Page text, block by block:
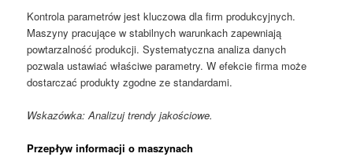
Kontrola parametrów jest kluczowa dla firm produkcyjnych.
Maszyny pracujące w stabilnych warunkach zapewniają
powtarzalność produkcji. Systematyczna analiza danych
pozwala ustawiać właściwe parametry. W efekcie firma może
dostarczać produkty zgodne ze standardami.
Wskazówka: Analizuj trendy jakościowe.
Przepływ informacji o maszynach